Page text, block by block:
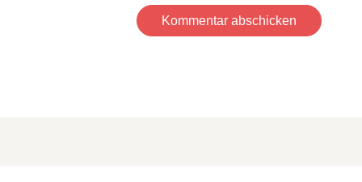
Kommentar abschicken